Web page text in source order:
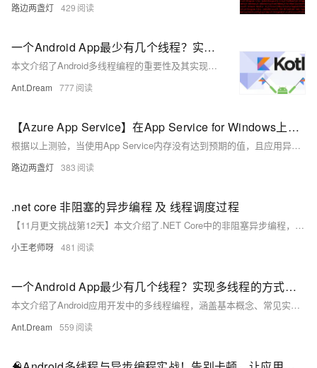
路边两盏灯 429
一个Android App最少有几个线程？实现多线程的方式有哪些？
本文介绍了Android多线程编程的重要性及其实现方法，涵盖了基本概念、常见线程类型（如主线程、工作线程）以及多种多线程实现方式（如`Thread`、`HandlerThread`、`Executors`、Kotlin协程等）。通过合理的多线程管理，可大幅提升应用性能和用户体验。
Ant.Dream 777
【Azure App Service】在App Service for Windows上验证能占用的内存最大值
根据以上测验，当使用App Service内存没有达到预期的值，且应用异常日志出现OutOfMemory时，就需要检查Platform的设置是否位64bit。
路边两盏灯 383
.net core 非阻塞的异步编程 及 线程调度过程
【11月更文挑战第12天】本文介绍了.NET Core中的非阻塞异步编程，包括其基本概念、实现方式及应用示例。通过`async`和`await`关键字，程序可在等待I/O操作时保持线程不被阻塞，提高性能。文章还详细说明了异步方法的基础示例、线程调度过程、延续任务机制、同步上下文的作用以及如何使用`Task.WhenAll`和`Task.WhenAny`处理多个异步任务的并发执行。
小王老师呀 481
一个Android App最少有几个线程？实现多线程的方式有哪些？
本文介绍了Android应用开发中的多线程编程，涵盖基本概念、常见实现方式及最佳实践。主要内容包括主线程与工作线程的作用、多线程的多种实现方法（如 `Thread`、`HandlerThread`、`Executors` 和 Kotlin 协程），以及如何避免内存泄漏和合理使用线程池。通过有效的多线程管理，可以显著提升应用性能和用户体验。
Ant.Dream 559